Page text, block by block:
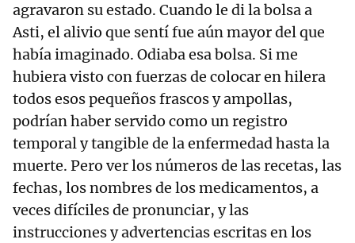
agravaron su estado. Cuando le di la bolsa a
Asti, el alivio que sentí fue aún mayor del que
había imaginado. Odiaba esa bolsa. Si me
hubiera visto con fuerzas de colocar en hilera
todos esos pequeños frascos y ampollas,
podrían haber servido como un registro
temporal y tangible de la enfermedad hasta la
muerte. Pero ver los números de las recetas, las
fechas, los nombres de los medicamentos, a
veces difíciles de pronunciar, y las
instrucciones y advertencias escritas en los